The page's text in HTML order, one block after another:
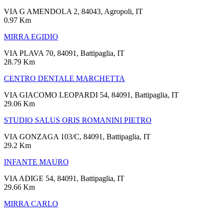
VIA G AMENDOLA 2, 84043, Agropoli, IT
0.97 Km
MIRRA EGIDIO
VIA PLAVA 70, 84091, Battipaglia, IT
28.79 Km
CENTRO DENTALE MARCHETTA
VIA GIACOMO LEOPARDI 54, 84091, Battipaglia, IT
29.06 Km
STUDIO SALUS ORIS ROMANINI PIETRO
VIA GONZAGA 103/C, 84091, Battipaglia, IT
29.2 Km
INFANTE MAURO
VIA ADIGE 54, 84091, Battipaglia, IT
29.66 Km
MIRRA CARLO